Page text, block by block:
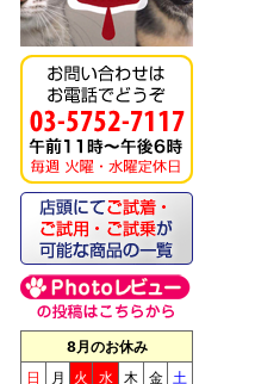
8月のお休み
日
月 火 水 木 金 土
《キッチンドッグ！》モ
ンデリ
《キッチンドッグ！》ブ
リス（至福のケーキ）